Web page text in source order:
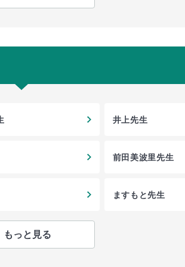
井上先生
前田美波里先生
ますもと先生
もっと見る